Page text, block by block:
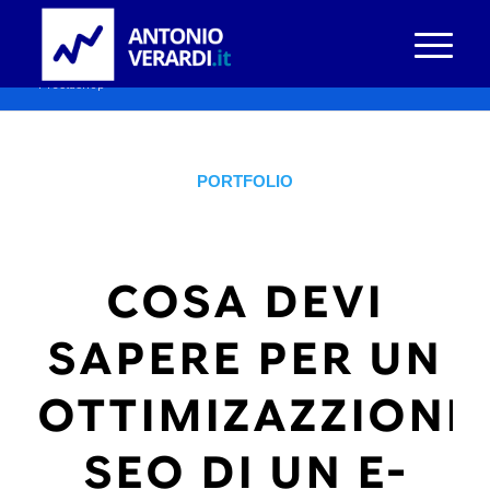
Blog Seo
Sei in: Home / Blog Seo / Portfolio
Cosa devi sapere per un ottimizazzione seo di un e-commerce
Prestashop
PORTFOLIO
COSA DEVI
SAPERE PER UN
OTTIMIZAZZIONE
SEO DI UN E-